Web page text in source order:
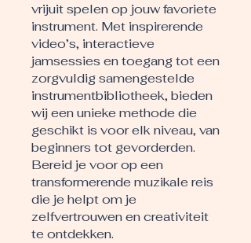
vrijuit spelen op jouw favoriete
instrument. Met inspirerende
video’s, interactieve
jamsessies en toegang tot een
zorgvuldig samengestelde
instrumentbibliotheek, bieden
wij een unieke methode die
geschikt is voor elk niveau, van
beginners tot gevorderden.
Bereid je voor op een
transformerende muzikale reis
die je helpt om je
zelfvertrouwen en creativiteit
te ontdekken.